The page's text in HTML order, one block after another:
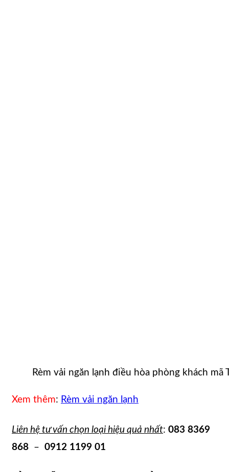
Rèm vải ngăn lạnh điều hòa phòng khách mã
Xem thêm: Rèm vải ngăn lạnh
Liên hệ tư vấn chọn loại hiệu quả nhất: 083 8369
868 – 0912 1199 01